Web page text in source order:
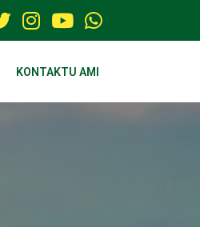
KONTAKTU AMI